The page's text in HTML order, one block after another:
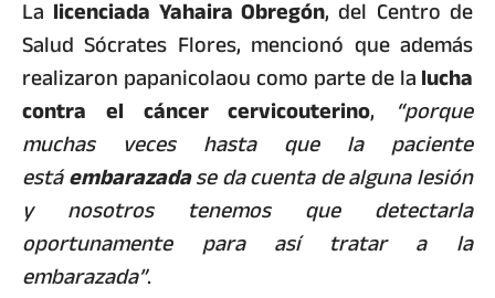
La licenciada Yahaira Obregón, del Centro de
Salud Sócrates Flores, mencionó que además
realizaron papanicolaou como parte de lalucha
contra el cáncer cervicouterino, “porque
muchas veces hasta que la paciente
estáembarazadase da cuenta de alguna lesión
y nosotros tenemos que detectarla
oportunamente para así tratar a la
embarazada”.